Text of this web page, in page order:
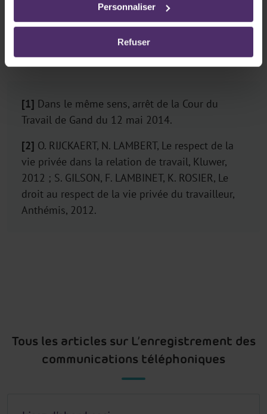
Personnaliser
Refuser
critiquée par la doctrine[2].
[1] Dans le même sens, arrêt de la Cour du
Travail de Gand du 12 mai 2014.
[2] O. RIJCKAERT, N. LAMBERT, Le respect de la
vie privée dans la relation de travail, Kluwer,
2012 ; S. GILSON, F. LAMBINET, K. ROSIER, Le
droit au respect de la vie privée du travailleur,
Anthémis, 2012.
Tous les articles sur L’enregistrement des
communications téléphoniques